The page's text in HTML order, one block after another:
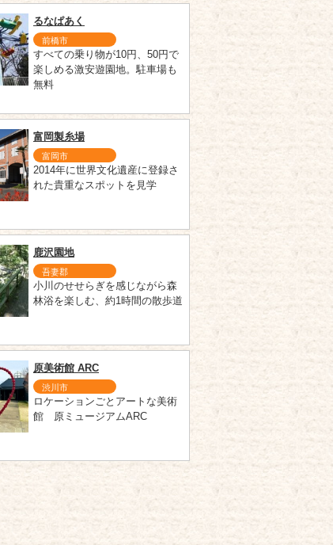
るなぱあく
前橋市
すべての乗り物が10円、50円で
楽しめる激安遊園地。駐車場も
無料
富岡製糸場
富岡市
2014年に世界文化遺産に登録さ
れた貴重なスポットを見学
鹿沢園地
吾妻郡
小川のせせらぎを感じながら森
林浴を楽しむ、約1時間の散歩道
原美術館 ARC
渋川市
ロケーションごとアートな美術
館 原ミュージアムARC